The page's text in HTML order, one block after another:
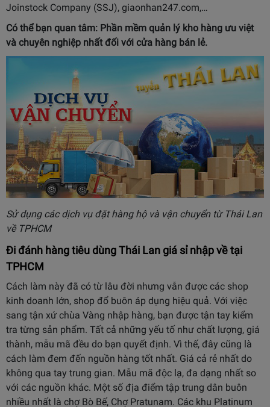
Joinstock Company (SSJ), giaonhan247.com,…
Có thể bạn quan tâm: Phần mềm quản lý kho hàng ưu việt
và chuyên nghiệp nhất đối với cửa hàng bán lẻ.
Sử dụng các dịch vụ đặt hàng hộ và vận chuyển từ Thái Lan
về TPHCM
Đi đánh hàng tiêu dùng Thái Lan giá sỉ nhập về tại
TPHCM
Cách làm này đã có từ lâu đời nhưng vẫn được các shop
kinh doanh lớn, shop đổ buôn áp dụng hiệu quả. Với việc
sang tận xứ chùa Vàng nhập hàng, bạn được tận tay kiểm
tra từng sản phẩm. Tất cả những yếu tố như chất lượng, giá
thành, mẫu mã đều do bạn quyết định. Vì thế, đây cũng là
cách làm đem đến nguồn hàng tốt nhất. Giá cả rẻ nhất do
không qua tay trung gian. Mẫu mã độc lạ, đa dạng nhất so
với các nguồn khác. Một số địa điểm tập trung dân buôn
nhiều nhất là chợ Bò Bế, Chợ Pratunam. Các khu Platinum